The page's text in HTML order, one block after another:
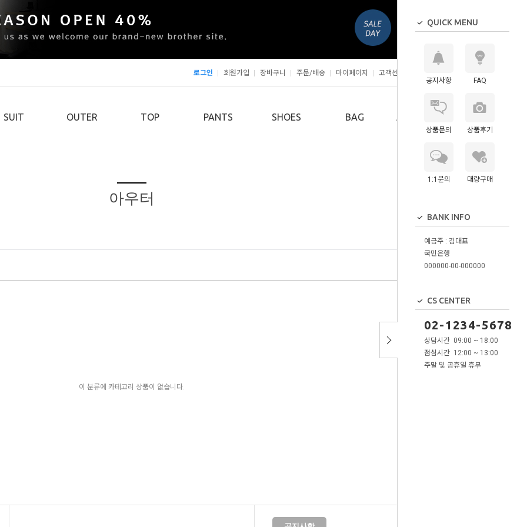
로그인 회원가입 장바구니 주문/배송 마이페이지 고객센터
SUIT OUTER TOP PANTS SHOES BAG ACCESSORY
QUICK MENU
공지사항 FAQ
상품문의 상품후기
1:1문의 대량구매
BANK INFO
예금주 : 김대표
국민은행
000000-00-000000
CS CENTER
02-1234-5678
상담시간 09:00 ~ 18:00
점심시간 12:00 ~ 13:00
주말 및 공휴일 휴무
아우터
이 분류에 카테고리 상품이 없습니다.